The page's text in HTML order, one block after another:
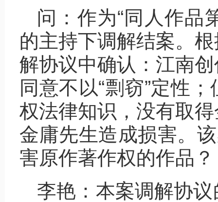
问：作为“同人作品
的主持下调解结案。
解协议中确认：江南
同意不以“剽窃”定性
权法律知识，没有取
金庸先生造成损害。
害原作著作权的作品？
李艳：本案调解协